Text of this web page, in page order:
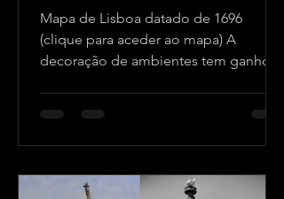
Mapa de Lisboa datado de 1696
(clique para aceder ao mapa) A
decoração de ambientes tem ganho
expressar personalidade e estilo. Entre
as opções que vêm conquistando
destacam por sua capacidade de